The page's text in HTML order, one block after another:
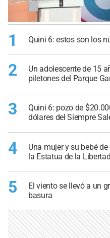
1 Quini 6: estos son los
2
Un adolescente de 15
piletones del Parque
3
Quini 6: pozo de
dólares del Siempre
4
Una mujer y su bebé
la Estatua de la Libertad
5
El viento se llevó a un
basura